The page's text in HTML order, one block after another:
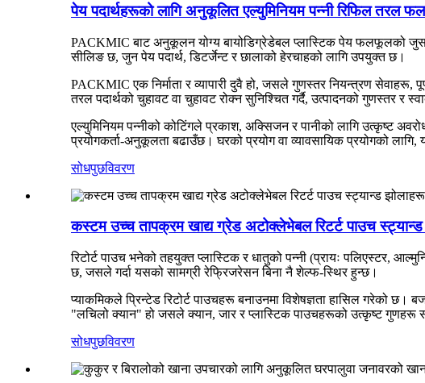
पेय पदार्थहरूको लागि अनुकूलित एल्युमिनियम पन्नी रिफिल तरल
PACKMIC बाट अनुकूलन योग्य बायोडिग्रेडेबल प्लास्टिक पेय फलफूलको
सीलिङ छ, जुन पेय पदार्थ, डिटर्जेन्ट र छालाको हेरचाहको लागि उपयुक्त छ।
PACKMIC एक निर्माता र व्यापारी दुवै हो, जसले गुणस्तर नियन्त्रण सेवाहरू,
तरल पदार्थको चुहावट वा चुहावट रोक्न सुनिश्चित गर्दै, उत्पादनको गुणस्तर र
एल्युमिनियम पन्नीको कोटिंगले प्रकाश, अक्सिजन र पानीको लागि उत्कृष्ट
प्रयोगकर्ता-अनुकूलता बढाउँछ। घरको प्रयोग वा व्यावसायिक प्रयोगको लागि,
सोधपुछविवरण
कस्टम उच्च तापक्रम खाद्य ग्रेड अटोक्लेभेबल रिटर्ट पाउच स्ट्यान्ड
रिटोर्ट पाउच भनेको तहयुक्त प्लास्टिक र धातुको पन्नी (प्रायः पलिएस्टर,
छ, जसले गर्दा यसको सामग्री रेफ्रिजरेसन बिना नै शेल्फ-स्थिर हुन्छ।
प्याकमिकले प्रिन्टेड रिटोर्ट पाउचहरू बनाउनमा विशेषज्ञता हासिल गरेको छ।
"लचिलो क्यान" हो जसले क्यान, जार र प्लास्टिक पाउचहरूको उत्कृष्ट गुणहरू
सोधपुछविवरण